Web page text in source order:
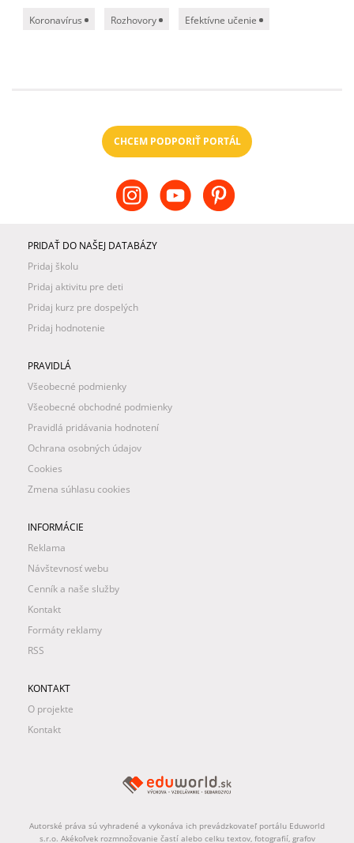
Koronavírus Rozhovory Efektívne učenie
CHCEM PODPORIŤ PORTÁL
PRIDAŤ DO NAŠEJ DATABÁZY
Pridaj školu
Pridaj aktivitu pre deti
Pridaj kurz pre dospelých
Pridaj hodnotenie
PRAVIDLÁ
Všeobecné podmienky
Všeobecné obchodné podmienky
Pravidlá pridávania hodnotení
Ochrana osobných údajov
Cookies
Zmena súhlasu cookies
INFORMÁCIE
Reklama
Návštevnosť webu
Cenník a naše služby
Kontakt
Formáty reklamy
RSS
KONTAKT
O projekte
Kontakt
Autorské práva sú vyhradené a vykonáva ich prevádzkovateľ portálu Eduworld
s.r.o. Akékoľvek rozmnožovanie častí alebo celku textov, fotografií, grafov